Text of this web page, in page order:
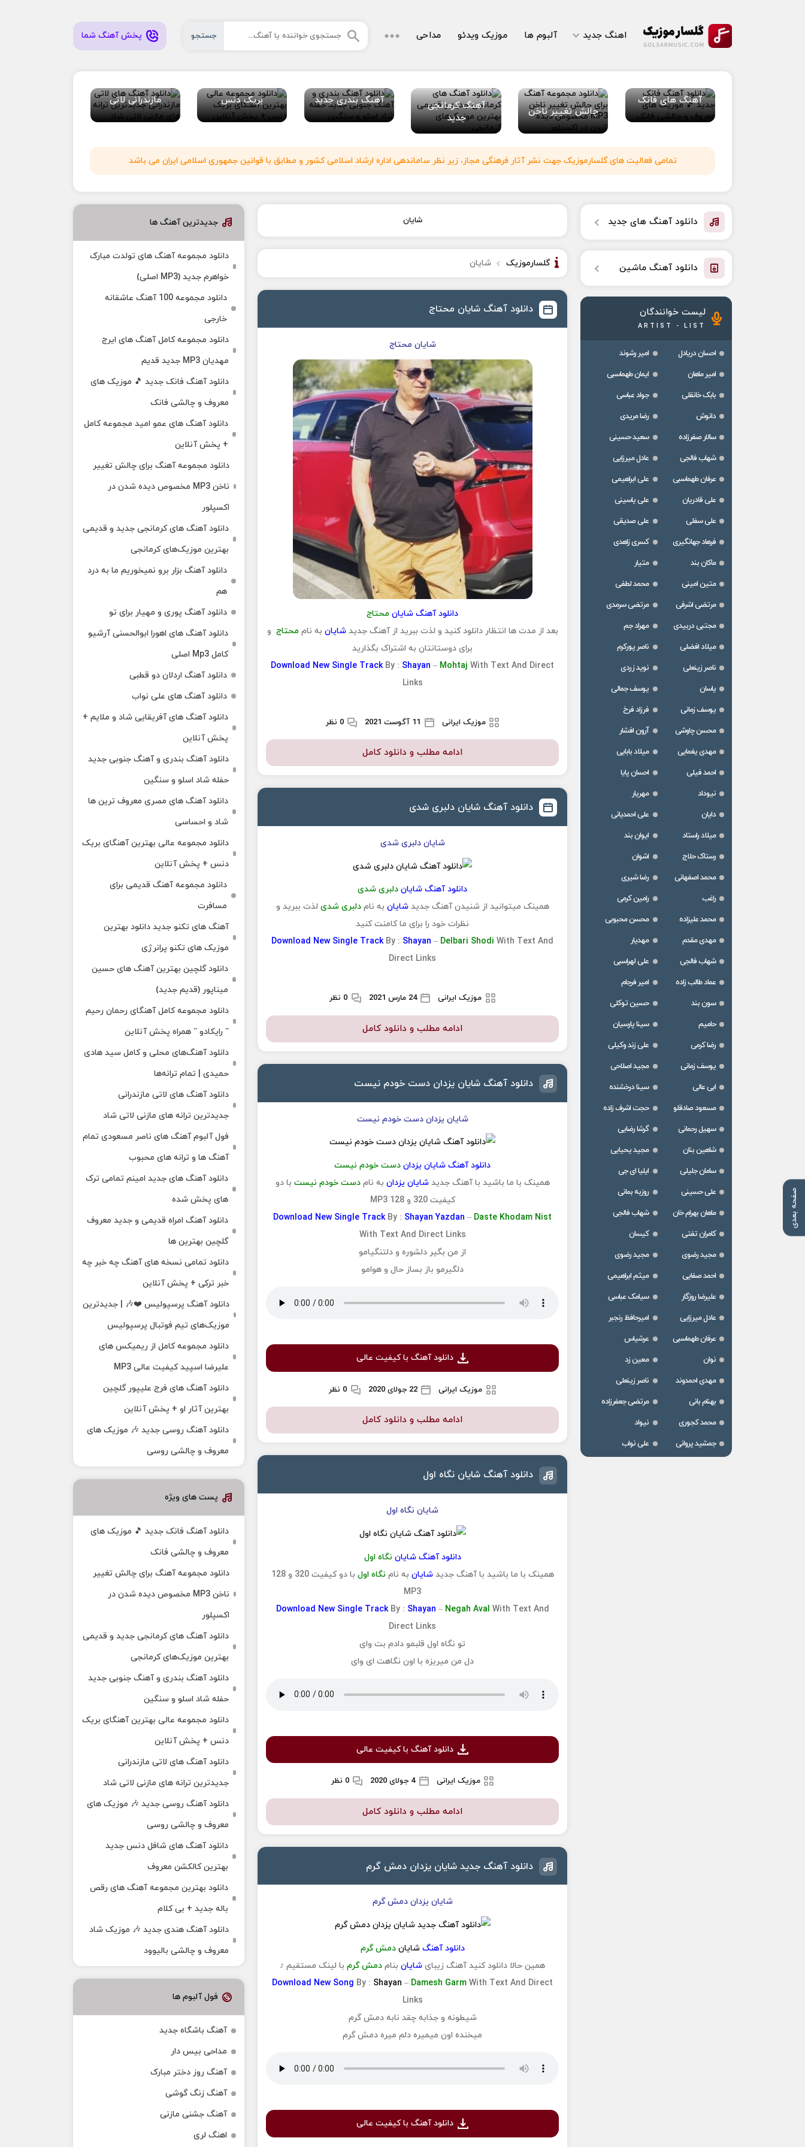
اهنگ جدید آلبوم ها موزیک ویدئو مداحی جستجو پخش آهنگ شما
آهنگ های فانک
چالش تغییر ناخن
آهنگ کرمانجی
جدید
آهنگ بندری جدید بریک دنس مازندرانی لاتی
تمامی فعالیت های گلسارموزیک جهت نشر آثار فرهنگی مجاز، زیر نظر ساماندهی اداره ارشاد اسلامی کشور و مطابق با قوانین جمهوری اسلامی ایران می باشد
صفحه بعدی
شایان
گلسارموزیک شایان
دانلود آهنگ شایان محتاج
شایان محتاج
دانلود آهنگ شایان محتاج
بعد از مدت ها انتظار دانلود کنید و لذت ببرید از آهنگ جدیدشایان به نام محتاج و
برای دوستانتان به اشتراک بگذارید
Download New Single Track By : Shayan – Mohtaj With Text And Direct
Links
موزیک ایرانی 11 آگوست 2021 0 نظر
ادامه مطلب و دانلود کامل
دانلود آهنگ شایان دلبری شدی
شایان دلبری شدی
دانلود آهنگ شایان دلبری شدی
همینک میتوانید از شنیدن آهنگ جدیدشایان به نامدلبری شدی لذت ببرید و
نظرات خود را برای ما کامنت کنید
Download New Single Track By : Shayan – Delbari Shodi With Text And
Direct Links
موزیک ایرانی 24 مارس 2021 0 نظر
ادامه مطلب و دانلود کامل
دانلود آهنگ شایان یزدان دست خودم نیست
شایان یزدان دست خودم نیست
دانلود آهنگ شایان یزدان دست خودم نیست
همینک با ما باشید با آهنگ جدیدشایان یزدان به نامدست خودم نیست با دو
کیفیت 320 و 128 MP3
Download New Single Track By : Shayan Yazdan – Daste Khodam Nist
With Text And Direct Links
از من بگیر دلشوره و دلتنگیامو
دلگیرمو باز بساز حال و هوامو
دانلود آهنگ با کیفیت عالی
موزیک ایرانی 22 جولای 2020 0 نظر
ادامه مطلب و دانلود کامل
دانلود آهنگ شایان نگاه اول
شایان نگاه اول
دانلود آهنگ شایان نگاه اول
همینک با ما باشید با آهنگ جدیدشایان به نام نگاه اول
با دو کیفیت 320 و 128
MP3
Download New Single Track By : Shayan – Negah Aval With Text And
Direct Links
تو نگاه اول قلبمو دادم بت وای
دل من میریزه با اون نگاهت ای وای
دانلود آهنگ با کیفیت عالی
موزیک ایرانی 4 جولای 2020 0 نظر
ادامه مطلب و دانلود کامل
دانلود آهنگ جدید شایان یزدان دمش گرم
شایان یزدان دمش گرم
دانلود آهنگشایان دمش گرم
همین حالا دانلود کنید آهنگ زیبای شایان بنام دمش گرم با لینک مستقیم ♪
Download New Song By : Shayan – Damesh Garm With Text And Direct
Links
شیطونه و جذابه چقد نابه دمش گرم
میخنده اون میمیره دلم میره دمش گرم
دانلود آهنگ با کیفیت عالی
دانلود آهنگ های جدید
دانلود آهنگ ماشین
لیست خوانندگان
ARTIST - LIST
احسان دریادل
امیر رشوند
امیر ماهان
ایمان طهماسبی
بابک خانقلی
جواد عباسی
دانوش
رضا مریدی
سالار صفرزاده
سعید حسینی
شهاب فالجی
عادل میرزایی
عرفان طهماسبی
علی ابراهیمی
علی قادریان
علی یاسینی
علی سفلی
علی صدیقی
فرهاد جهانگیری
کسری زاهدی
ماکان بند
متیار
متین امینی
محمد لطفی
مرتضی اشرفی
مرتضی سرمدی
مجتبی دربیدی
مهراد جم
میلاد افضلی
ناصر پورکرم
ناصر زینعلی
نوید زردی
یاسان
یوسف جمالی
یوسف زمانی
فرزاد فرخ
محسن چاوشی
آرون افشار
مهدی یغمایی
میلاد بابایی
احمد فیلی
احسان پایا
نیوداد
مهریار
دایان
علی احمدیانی
میلاد راستاد
ایوان بند
رستاک حلاج
اشوان
محمد اصفهانی
رضا شیری
راغب
رامین کرمی
محمد علیزاده
محسن محبوبی
مهدی مقدم
مهدیار
شهاب فالجی
علی لهراسبی
عماد طالب زاده
امیر فرجام
سون بند
حسین توکلی
حامیم
سینا پارسیان
رضا کرمی
علی زند وکیلی
یوسف زمانی
مجید اصلاحی
ابی عالی
سینا درخشنده
مسعود صادقلو
حجت اشرف زاده
سهیل رحمانی
گرشا رضایی
شاهین بنان
مجید یحیایی
سامان جلیلی
ایلیا ای جی
علی حسینی
روزبه بمانی
ماهان بهرام خان
شهاب فالجی
کامران تفتی
کیسان
مجید رضوی
مجید رضوی
احمد صفایی
میثم ابراهیمی
علیرضا روزگار
سیامک عباسی
عادل میرزایی
امیرحافظ رنجبر
عرفان طهماسبی
عرشیاس
نوان
معین زد
مهدی احمدوند
ناصر زینعلی
بهنام بانی
مرتضی جعفرزاده
محمد کجوری
نیواد
جمشید پروانی
علی نواب
جدیدترین آهنگ ها
دانلود مجموعه آهنگ های تولدت مبارک
خواهرم جدید (MP3 اصلی)
دانلود مجموعه 100 آهنگ عاشقانه
خارجی
دانلود مجموعه کامل آهنگ های ایرج
مهدیان MP3 جدید قدیم
دانلود آهنگ فانک جدید 🎵 موزیک‌ های
معروف و چالشی فانک
دانلود آهنگ های عمو امید مجموعه کامل
+ پخش آنلاین
دانلود مجموعه آهنگ برای چالش تغییر
ناخن MP3 مخصوص دیده شدن در
اکسپلور
دانلود آهنگ‌ های کرمانجی جدید و قدیمی
بهترین موزیک‌های کرمانجی
دانلود آهنگ بزار برو نمیخوریم ما به درد
هم
دانلود آهنگ پوری و مهیار برای تو
دانلود آهنگ های اهورا ابوالحسنی آرشیو
کامل Mp3 اصلی
دانلود آهنگ اردلان دو قطبی
دانلود آهنگ های علی نواب
دانلود آهنگ های آفریقایی شاد و ملایم +
پخش آنلاین
دانلود آهنگ بندری و آهنگ جنوبی جدید
حفله شاد اسلو و سنگین
دانلود آهنگ های مصری معروف ترین ها
شاد و احساسی
دانلود مجموعه عالی بهترین آهنگای بریک
دنس + پخش آنلاین
دانلود مجموعه آهنگ قدیمی برای
مسافرت
آهنگ های تکنو جدید دانلود بهترین
موزیک های تکنو پرانرژی
دانلود گلچین بهترین آهنگ های حسین
میناپور (قدیم جدید)
دانلود مجموعه کامل آهنگای رحمان رحیم
” رایکادو ” همراه پخش آنلاین
دانلود آهنگ‌های محلی و کامل سید هادی
حمیدی | تمام ترانه‌ها
دانلود آهنگ‌ های لاتی مازندرانی
جدیدترین ترانه های مازنی لاتی شاد
فول آلبوم آهنگ‌ های ناصر مسعودی تمام
آهنگ‌ ها و ترانه‌ های محبوب
دانلود آهنگ های جدید امینم تمامی ترک
های پخش شده
دانلود آهنگ امراه قدیمی و جدید معروف
گلچین بهترین ها
دانلود تمامی نسخه های آهنگ چه خبر چه
خبر ترکی + پخش آنلاین
دانلود آهنگ پرسپولیس ❤️🎶 | جدیدترین
موزیک‌های تیم فوتبال پرسپولیس
دانلود مجموعه کامل از ریمیکس های
علیرضا اسپید کیفیت عالی MP3
دانلود آهنگ های فرج علیپور گلچین
بهترین آثار او + پخش آنلاین
دانلود آهنگ روسی جدید 🎶 موزیک‌ های
معروف و چالشی روسی
پست های ویژه
دانلود آهنگ فانک جدید 🎵 موزیک‌ های
معروف و چالشی فانک
دانلود مجموعه آهنگ برای چالش تغییر
ناخن MP3 مخصوص دیده شدن در
اکسپلور
دانلود آهنگ‌ های کرمانجی جدید و قدیمی
بهترین موزیک‌های کرمانجی
دانلود آهنگ بندری و آهنگ جنوبی جدید
حفله شاد اسلو و سنگین
دانلود مجموعه عالی بهترین آهنگای بریک
دنس + پخش آنلاین
دانلود آهنگ‌ های لاتی مازندرانی
جدیدترین ترانه های مازنی لاتی شاد
دانلود آهنگ روسی جدید 🎶 موزیک‌ های
معروف و چالشی روسی
دانلود آهنگ های شافل دنس جدید
بهترین کالکشن معروف
دانلود بهترین مجموعه آهنگ های رقص
باله جدید + بی کلام
دانلود آهنگ هندی جدید 🎶 موزیک شاد
معروف و چالشی بالیوود
فول آلبوم ها
آهنگ باشگاه جدید
مداحی بیس دار
آهنگ روز دختر مبارک
آهنگ زنگ گوشی
آهنگ جشنی مازنی
اهنگ لری